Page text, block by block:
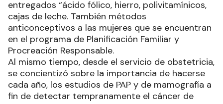
entregados “ácido fólico, hierro, polivitamínicos,
cajas de leche. También métodos
anticonceptivos a las mujeres que se encuentran
en el programa de Planificación Familiar y
Procreación Responsable.
Al mismo tiempo, desde el servicio de obstetricia,
se concientizó sobre la importancia de hacerse
cada año, los estudios de PAP y de mamografía a
fin de detectar tempranamente el cáncer de